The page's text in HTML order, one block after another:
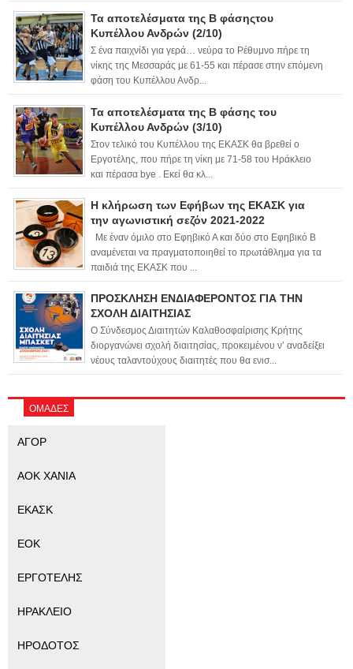
Τα αποτελέσματα της Β φάσηςτου
Κυπέλλου Ανδρών (2/10)
Σ ένα παιχνίδι για γερά… νεύρα το Ρέθυμνο πήρε τη
νίκης της Μεσσαράς με 61-55 και πέρασε στην επόμενη
φάση του Κυπέλλου Ανδρ...
Τα αποτελέσματα της Β φάσης του
Κυπέλλου Ανδρών (3/10)
Στον τελικό του Κυπέλλου της ΕΚΑΣΚ θα βρεθεί ο
Εργοτέλης, που πήρε τη νίκη με 71-58 του Ηράκλειο
και πέρασα bye . Εκεί θα κλ...
Η κλήρωση των Εφήβων της ΕΚΑΣΚ για
την αγωνιστική σεζόν 2021-2022
Με έναν όμιλο στο Εφηβικό Α και δύο στο Εφηβικό Β
αναμένεται να πραγματοποιηθεί το πρωτάθλημα για τα
παιδιά της ΕΚΑΣΚ που ...
ΠΡΟΣΚΛΗΣΗ ΕΝΔΙΑΦΕΡΟΝΤΟΣ ΓΙΑ ΤΗΝ
ΣΧΟΛΗ ΔΙΑΙΤΗΣΙΑΣ
Ο Σύνδεσμος Διαιτητών Καλαθοσφαίρισης Κρήτης
διοργανώνει σχολή διαιτησίας, προκειμένου ν’ αναδείξει
νέους ταλαντούχους διαιτητές που θα ενισ...
ΟΜΑΔΕΣ
ΑΓΟΡ
ΑΟΚ ΧΑΝΙΑ
ΕΚΑΣΚ
ΕΟΚ
ΕΡΓΟΤΕΛΗΣ
ΗΡΑΚΛΕΙΟ
ΗΡΟΔΟΤΟΣ